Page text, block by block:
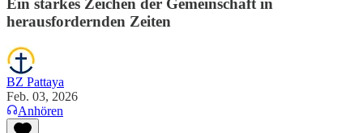
Ein starkes Zeichen der Gemeinschaft in
herausfordernden Zeiten
BZ Pattaya
Feb. 03, 2026
Anhören